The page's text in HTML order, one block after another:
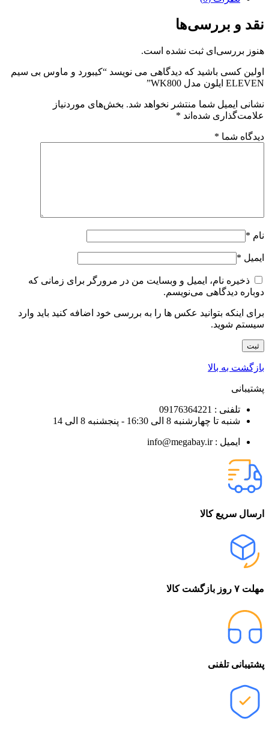
نقد و بررسی‌ها
هنوز بررسی‌ای ثبت نشده است.
اولین کسی باشید که دیدگاهی می نویسد “کیبورد و ماوس بی سیم
ELEVEN ایلون مدل WK800”
نشانی ایمیل شما منتشر نخواهد شد. بخش‌های موردنیاز
علامت‌گذاری شده‌اند *
دیدگاه شما *
نام *
ایمیل *
ذخیره نام، ایمیل و وبسایت من در مرورگر برای زمانی که
دوباره دیدگاهی می‌نویسم.
برای اینکه بتوانید عکس ها را به بررسی خود اضافه کنید باید وارد
سیستم شوید.
بازگشت به بالا
پشتیبانی
تلفنی : 09176364221
شنبه تا چهارشنبه 8 الی 16:30 - پنجشنبه 8 الی 14
ایمیل : info@megabay.ir
ارسال سریع کالا
مهلت ۷ روز بازگشت کالا
پشتیبانی تلفنی